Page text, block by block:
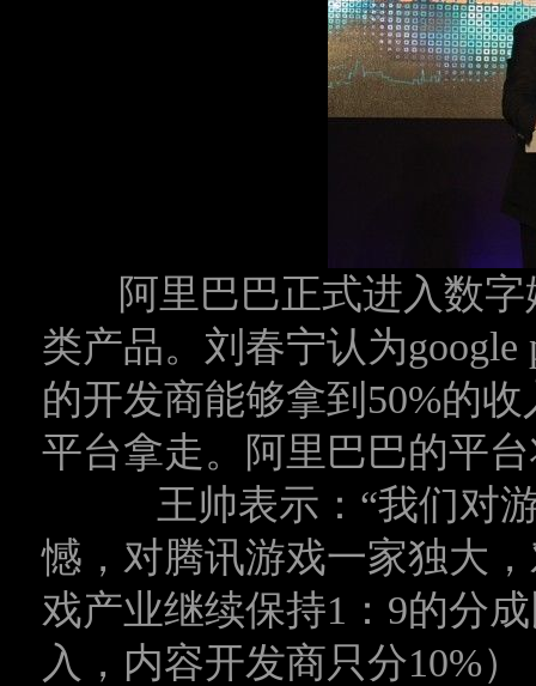
阿里巴巴正式进入数字
类产品。刘春宁认为google
的开发商能够拿到50%的
平台拿走。阿里巴巴的平
王帅表示：“我们对游
憾，对腾讯游戏一家独大
戏产业继续保持1：9的分
入，内容开发商只分10%